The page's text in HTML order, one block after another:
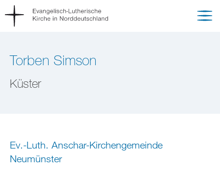
Torben Simson
Küster
Ev.-Luth. Anschar-Kirchengemeinde
Neumünster